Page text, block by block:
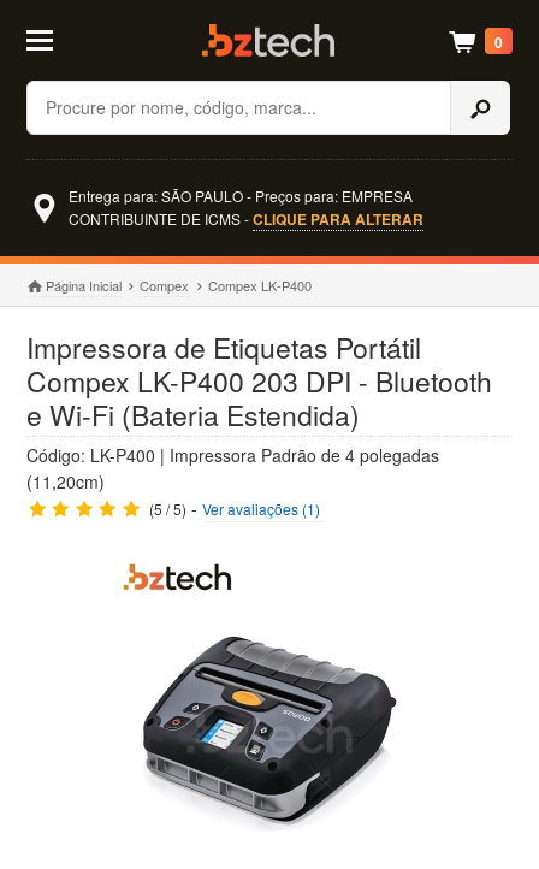
Buscar
0
Entrega para: SÃO PAULO - Preços para: EMPRESA
CONTRIBUINTE DE ICMS -CLIQUE PARA ALTERAR
Página Inicial Compex Compex LK-P400
Impressora de Etiquetas Portátil
Compex LK-P400 203 DPI - Bluetooth
e Wi-Fi (Bateria Estendida)
Código: LK-P400 | Impressora Padrão de 4 polegadas
(11,20cm)
(5 / 5) -Ver avaliações (1)